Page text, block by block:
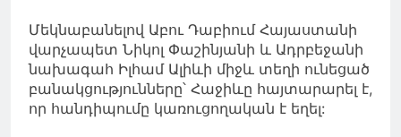
Մեկնաբանելով Աբու Դաբիում Հայաստանի
վարչապետ Նիկոլ Փաշինյանի և Ադրբեջանի
նախագահ Իլհամ Ալիևի միջև տեղի ունեցած
բանակցությունները՝ Հաջիևը հայտարարել է,
որ հանդիպումը կառուցողական է եղել: